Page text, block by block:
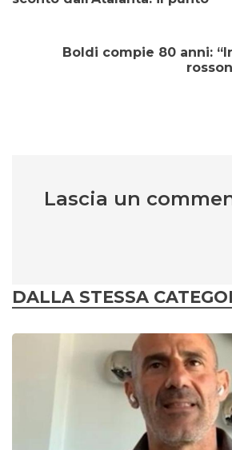
Boldi compie 80 anni:
Lascia un
DALLA STESSA